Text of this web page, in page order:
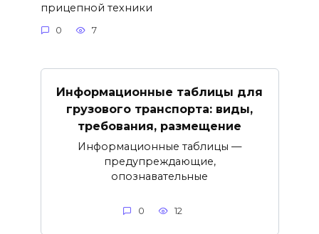
прицепной техники
0 7
Информационные таблицы для
грузового транспорта: виды,
требования, размещение
Информационные таблицы —
предупреждающие,
опознавательные
0 12